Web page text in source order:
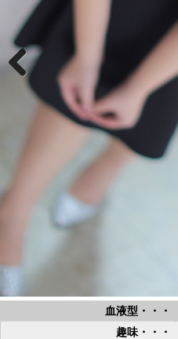
Previous
血液型・・・
趣味・・・